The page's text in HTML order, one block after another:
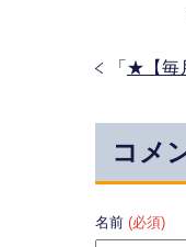
「
「 ★【毎
コメ
名前 (必須)